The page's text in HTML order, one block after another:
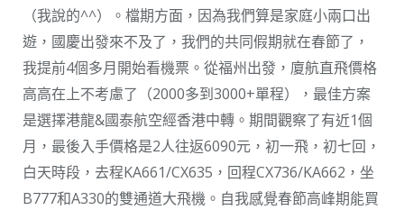
（我說的^^）。檔期方面，因為我們算是家庭小兩口出
遊，國慶出發來不及了，我們的共同假期就在春節了，
我提前4個多月開始看機票。從福州出發，廈航直飛價格
高高在上不考慮了（2000多到3000+單程），最佳方案
是選擇港龍&國泰航空經香港中轉。期間觀察了有近1個
月，最後入手價格是2人往返6090元，初一飛，初七回，
白天時段，去程KA661/CX635，回程CX736/KA662，坐
B777和A330的雙通道大飛機。自我感覺春節高峰期能買